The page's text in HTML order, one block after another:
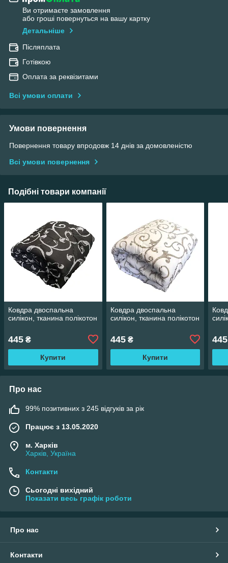
Ви отримаєте замовлення
або гроші повернуться на вашу картку
Детальніше
Післяплата
Готівкою
Оплата за реквізитами
Всі умови оплати
Умови повернення
Повернення товару впродовж 14 днів за домовленістю
Всі умови повернення
Подібні товари компанії
Ковдра двоспальна
силікон, тканина полікотон
445 ₴
Купити
Ковдра двоспальна
силікон, тканина полікотон
445₴
Купити
445
Про нас
99% позитивних з 245 відгуків за рік
Працює з 13.05.2020
м. Харків
Харків, Україна
Контакти
Сьогодні вихідний
Показати весь графік роботи
Про нас
Контакти